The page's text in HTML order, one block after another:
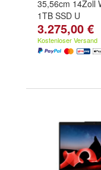
35,56cm 14Zoll
1TB SSD U
3.275,00 €
Kostenloser Versand